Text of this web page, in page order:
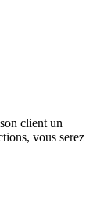
client un
vous serez